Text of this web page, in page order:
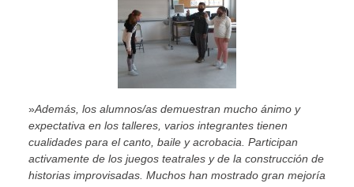
»Además, los alumnos/as demuestran mucho ánimo y
expectativa en los talleres, varios integrantes tienen
cualidades para el canto, baile y acrobacia. Participan
activamente de los juegos teatrales y de la construcción de
historias improvisadas. Muchos han mostrado gran mejoría